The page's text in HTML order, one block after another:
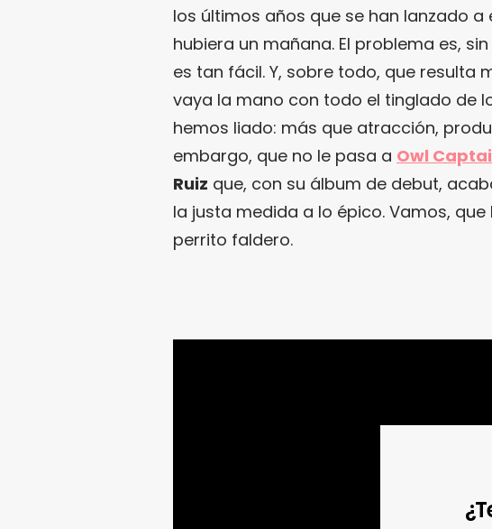
los últimos años que se han lanzado
hubiera un mañana. El problema es,
es tan fácil. Y, sobre todo, que resulta
vaya la mano con todo el tinglado de
hemos liado: más que atracción,
embargo, que no le pasa a Owl
Ruiz que, con su álbum de debut,
la justa medida a lo épico. Vamos,
perrito faldero.